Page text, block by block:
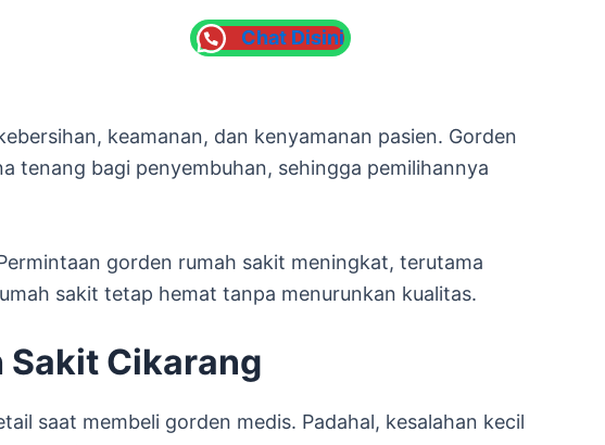
Chat Disini
keamanan, dan kenyamanan pasien. Gorden
tenang bagi penyembuhan, sehingga pemilihannya
gorden rumah sakit meningkat, terutama
sakit tetap hemat tanpa menurunkan kualitas.
Sakit Cikarang
saat membeli gorden medis. Padahal, kesalahan kecil